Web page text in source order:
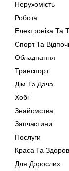
Нерухомість
Робота
Електроніка Та
Спорт Та
Обладнання
Транспорт
Дім Та Дача
Хобі
Знайомства
Запчастини
Послуги
Краса Та
Для Дорослих